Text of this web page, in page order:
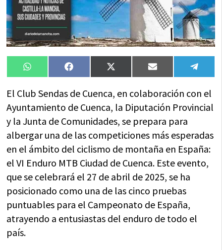
Compartir
en
WhatsAppCompartir
en
FacebookCompartir
en
X
(Twitter)
Compartir
en
Email
en
El Club Sendas de Cuenca, en colaboración con el
Ayuntamiento de Cuenca, la Diputación Provincial
y la Junta de Comunidades, se prepara para
albergar una de las competiciones más esperadas
en el ámbito del ciclismo de montaña en España:
el VI Enduro MTB Ciudad de Cuenca. Este evento,
que se celebrará el 27 de abril de 2025, se ha
posicionado como una de las cinco pruebas
puntuables para el Campeonato de España,
atrayendo a entusiastas del enduro de todo el
país.